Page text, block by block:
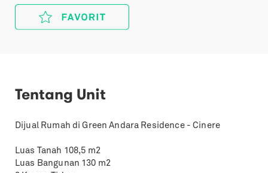
Tentang Unit
Dijual Rumah di Green Andara Residence - Cinere
Luas Tanah 108,5 m2
Luas Bangunan 130 m2